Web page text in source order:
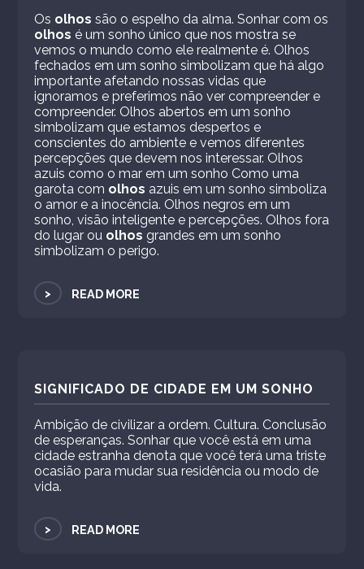
Os olhos são o espelho da alma. Sonhar com os
olhos é um sonho único que nos mostra se
vemos o mundo como ele realmente é. Olhos
fechados em um sonho simbolizam que há algo
importante afetando nossas vidas que
ignoramos e preferimos não ver compreender e
compreender. Olhos abertos em um sonho
simbolizam que estamos despertos e
conscientes do ambiente e vemos diferentes
percepções que devem nos interessar. Olhos
azuis como o mar em um sonho Como uma
garota com olhos azuis em um sonho simboliza
o amor e a inocência. Olhos negros em um
sonho, visão inteligente e percepções. Olhos fora
do lugar ou olhos grandes em um sonho
simbolizam o perigo.
> READ MORE
SIGNIFICADO DE CIDADE EM UM SONHO
Ambição de civilizar a ordem. Cultura. Conclusão
de esperanças. Sonhar que você está em uma
cidade estranha denota que você terá uma triste
ocasião para mudar sua residência ou modo de
vida.
> READ MORE